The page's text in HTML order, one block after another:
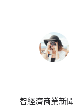
智經濟商業新